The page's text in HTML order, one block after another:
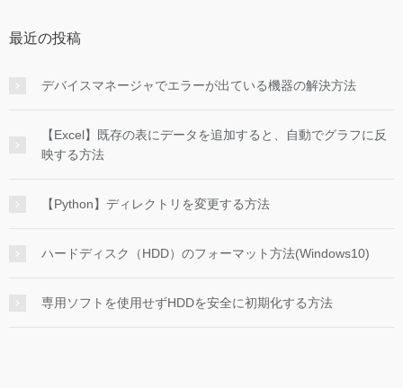
最近の投稿
デバイスマネージャでエラーが出ている機器の解決方法
【Excel】既存の表にデータを追加すると、自動でグラフに反
映する方法
【Python】ディレクトリを変更する方法
ハードディスク（HDD）のフォーマット方法(Windows10)
専用ソフトを使用せずHDDを安全に初期化する方法